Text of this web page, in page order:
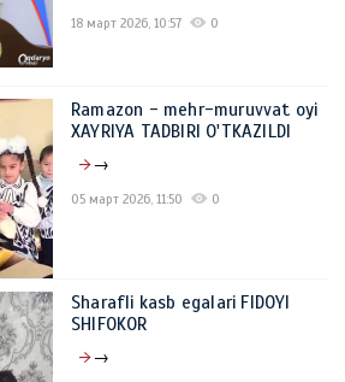
18 март 2026, 10:57 0
Ramazon - mehr-muruvvat oyi
XAYRIYA TADBIRI O'TKAZILDI
→
05 март 2026, 11:50 0
Sharafli kasb egalari FIDOYI
SHIFOKOR
→